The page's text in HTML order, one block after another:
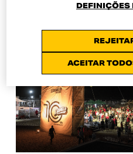
ACEITAR
DEFINIÇÕES